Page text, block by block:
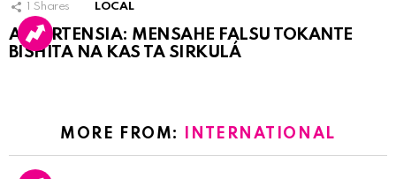
Shares LOCAL
ATVERTENSIA: MENSAHE FALSU TOKANTE
BISHITA NA KAS TA SIRKULÁ
MORE FROM: INTERNATIONAL